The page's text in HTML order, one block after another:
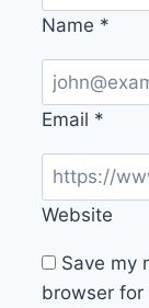
Name *
Email *
Website
Save my
browser for